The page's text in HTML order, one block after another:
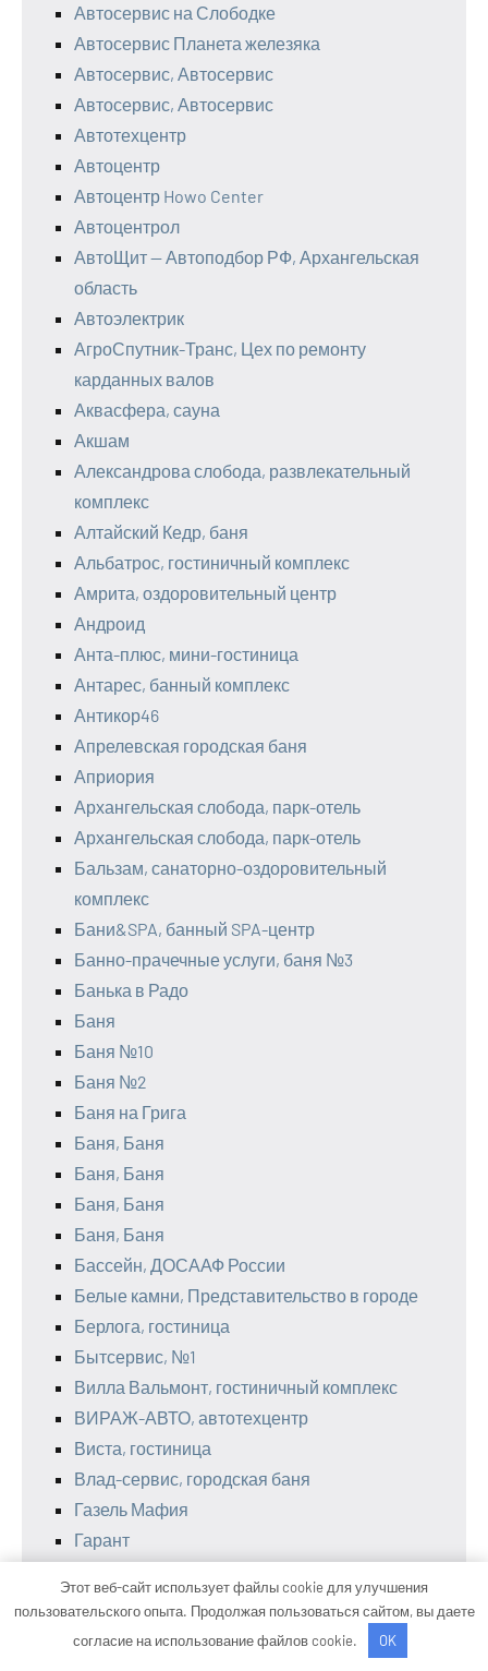
Автосервис на Слободке
Автосервис Планета железяка
Автосервис, Автосервис
Автосервис, Автосервис
Автотехцентр
Автоцентр
Автоцентр Howo Center
Автоцентрол
АвтоЩит — Автоподбор РФ, Архангельская
область
Автоэлектрик
АгроСпутник-Транс, Цех по ремонту
карданных валов
Аквасфера, сауна
Акшам
Александрова слобода, развлекательный
комплекс
Алтайский Кедр, баня
Альбатрос, гостиничный комплекс
Амрита, оздоровительный центр
Андроид
Анта-плюс, мини-гостиница
Антарес, банный комплекс
Антикор46
Апрелевская городская баня
Априория
Архангельская слобода, парк-отель
Архангельская слобода, парк-отель
Бальзам, санаторно-оздоровительный
комплекс
Бани&SPA, банный SPA-центр
Банно-прачечные услуги, баня №3
Банька в Радо
Баня
Баня №10
Баня №2
Баня на Грига
Баня, Баня
Баня, Баня
Баня, Баня
Баня, Баня
Бассейн, ДОСААФ России
Белые камни, Представительство в городе
Берлога, гостиница
Бытсервис, №1
Вилла Вальмонт, гостиничный комплекс
ВИРАЖ-АВТО, автотехцентр
Виста, гостиница
Влад-сервис, городская баня
Газель Мафия
Гарант
Этот веб-сайт использует файлы cookie для улучшения
пользовательского опыта. Продолжая пользоваться сайтом, вы даете
согласие на использование файлов cookie.
OK